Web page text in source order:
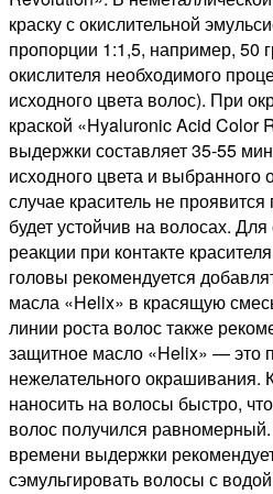
краску с окислительной
пропорции 1:1,5, например, 50
окислителя необходимого
исходного цвета волос). При
краской «Hyaluronic Acid Color
выдержки составляет 35-55
исходного цвета и выбранного
случае краситель не
будет устойчив на волосах.
реакции при контакте
головы рекомендуется
масла «Helix» в красящую
линии роста волос также
защитное масло «Helix» — это
нежелательного окрашивания.
наносить на волосы быстро,
волос получился
времени выдержки
сэмульгировать волосы с